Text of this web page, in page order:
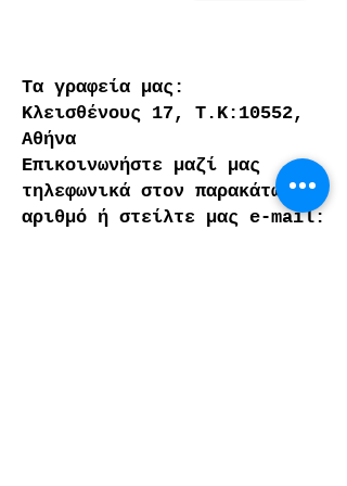
Τα γραφεία μας:
Κλεισθένους 17, Τ.Κ:10552,
Αθήνα
Επικοινωνήστε μαζί μας
τηλεφωνικά στον παρακάτω
αριθμό ή στείλτε μας e-mail: